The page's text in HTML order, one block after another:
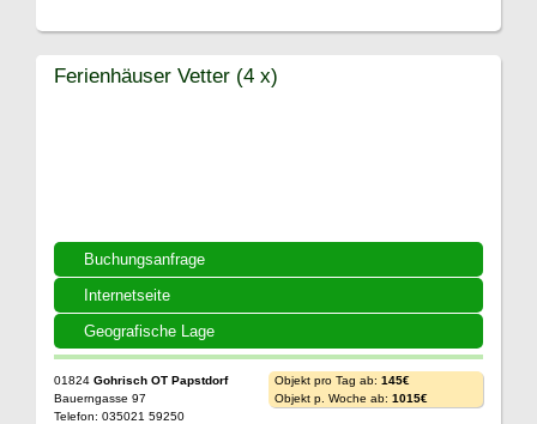
Buchungsanfrage
Internetseite
Geografische Lage
Ferienhäuser Vetter (4 x)
01824 Gohrisch OT Papstdorf
Bauerngasse 97
Telefon: 035021 59250
Objekt pro Tag ab: 145€
Objekt p. Woche ab: 1015€